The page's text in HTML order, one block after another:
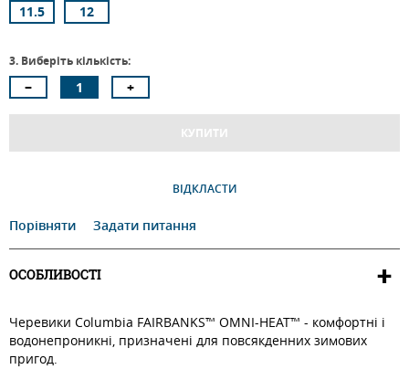
11.5
12
3. Виберіть кількість:
КУПИТИ
ВІДКЛАСТИ
Порівняти Задати питання
ОСОБЛИВОСТІ
Черевики Columbia FAIRBANKS™ OMNI-HEAT™ - комфортні і
водонепроникні, призначені для повсякденних зимових
пригод.